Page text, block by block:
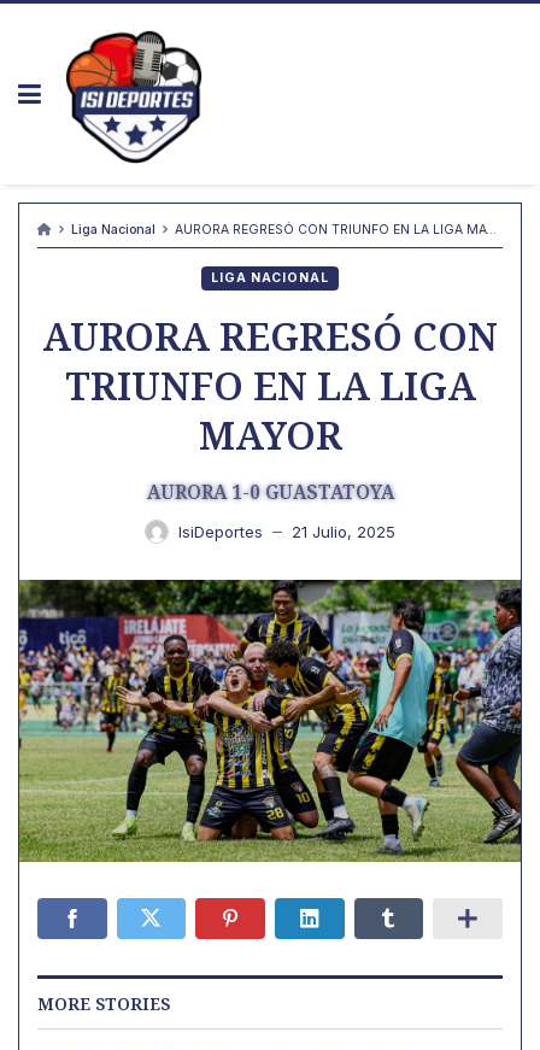
Skip
Liga Nacional AURORA REGRESÓ CON TRIUNFO EN LA LIGA MAYOR
LIGA NACIONAL
AURORA REGRESÓ CON
TRIUNFO EN LA LIGA
MAYOR
AURORA 1-0 GUASTATOYA
IsiDeportes — 21 Julio, 2025
MORE STORIES